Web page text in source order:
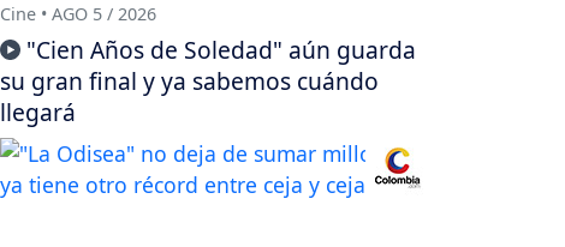
Cine • AGO 5 / 2026
"Cien Años de Soledad" aún guarda
su gran final y ya sabemos cuándo
llegará